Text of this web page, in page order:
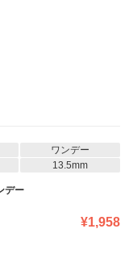
ワンデー
13.5mm
デー
¥1,958